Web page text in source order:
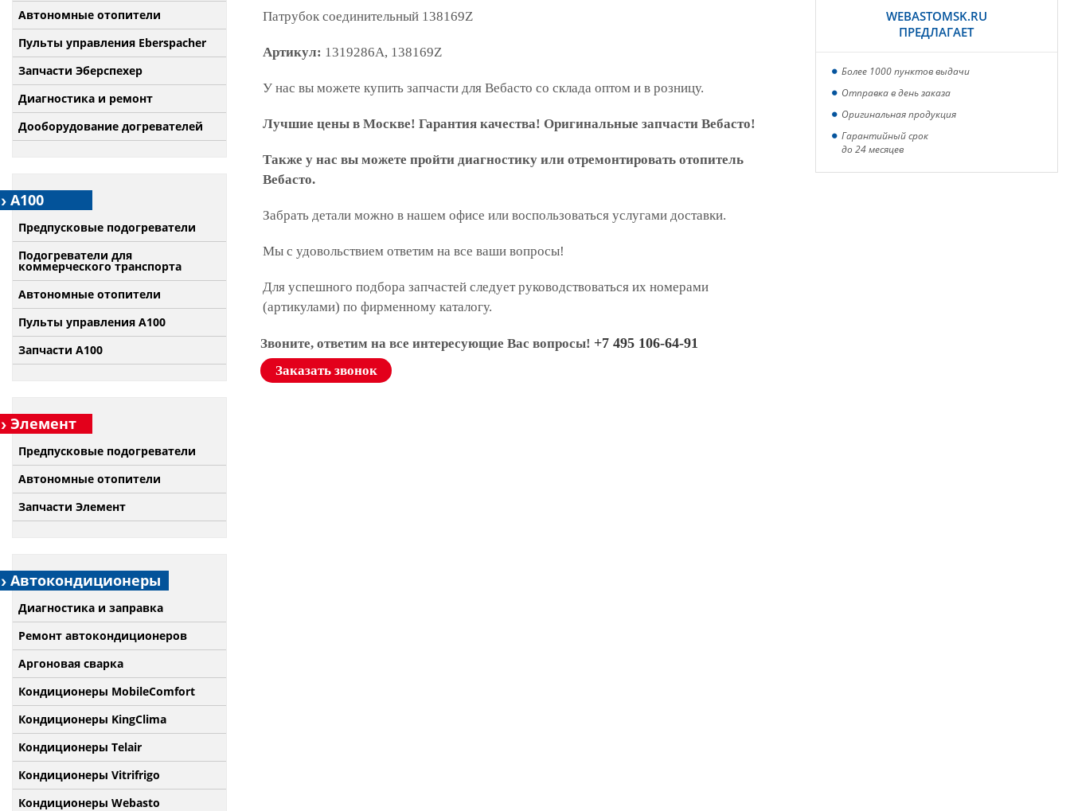
Автономные отопители
Пульты управления Eberspacher
Запчасти Эберспехер
Диагностика и ремонт
Дооборудование догревателей
А100
Предпусковые подогреватели
Подогреватели для
коммерческого транспорта
Автономные отопители
Пульты управления A100
Запчасти А100
Элемент
Предпусковые подогреватели
Автономные отопители
Запчасти Элемент
Автокондиционеры
Диагностика и заправка
Ремонт автокондиционеров
Аргоновая сварка
Кондиционеры MobileComfort
Кондиционеры KingClima
Кондиционеры Telair
Кондиционеры Vitrifrigo
Кондиционеры Webasto
WEBASTOMSK.RU
ПРЕДЛАГАЕТ
Более 1000 пунктов выдачи
Отправка в день заказа
Оригинальная продукция
Гарантийный срок
до 24 месяцев
Патрубок соединительный 138169Z
Артикул: 1319286A, 138169Z
У нас вы можете купить запчасти для Вебасто со склада оптом и в розницу.
Лучшие цены в Москве! Гарантия качества! Оригинальные запчасти Вебасто!
Также у нас вы можете пройти диагностику или отремонтировать отопитель
Вебасто.
Забрать детали можно в нашем офисе или воспользоваться услугами доставки.
Мы с удовольствием ответим на все ваши вопросы!
Для успешного подбора запчастей следует руководствоваться их номерами
(артикулами) по фирменному каталогу.
Звоните, ответим на все интересующие Вас вопросы! +7 495 106-64-91
Заказать звонок